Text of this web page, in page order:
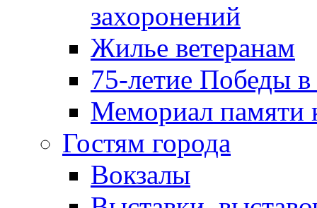
захоронений
Жилье ветеранам
75-летие Победы
Мемориал памяти
Гостям города
Вокзалы